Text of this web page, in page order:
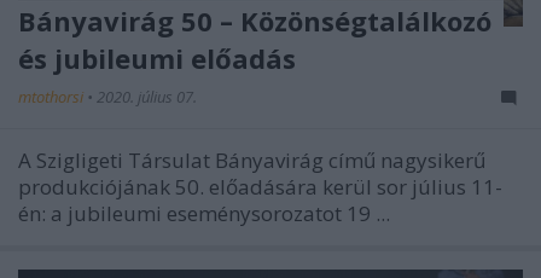
Bányavirág 50 – Közönségtalálkozó
és jubileumi előadás
mtothorsi • 2020. július 07.
A Szigligeti Társulat Bányavirág című nagysikerű
produkciójának 50. előadására kerül sor július 11-
én: a jubileumi eseménysorozatot 19 ...